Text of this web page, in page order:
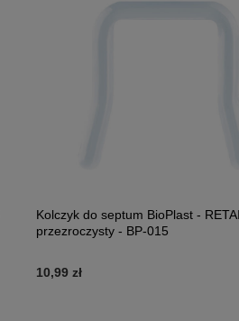
Kolczyk do septum BioPlast -
przezroczysty - BP-015
10,99 zł